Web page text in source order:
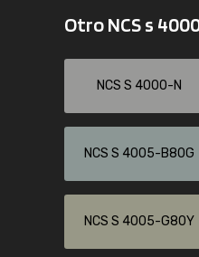
Otro NCS s
NCS S 4000-N
NCS S 4005-B80G
NCS S 4005-G80Y